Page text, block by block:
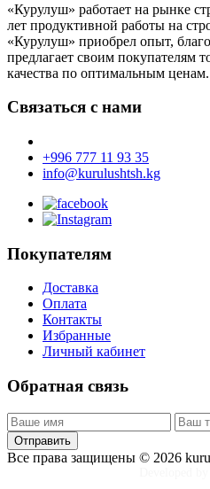
«Курулуш» работает на рынке
лет продуктивной работы на
«Курулуш» приобрел опыт,
предлагает своим покупателям
качества по оптимальным ценам.
Связаться с нами
+996 777 11 93 35
info@kurulushtsh.kg
Покупателям
Доставка
Оплата
Контакты
Избранные
Личный кабинет
Обратная связь
Отправить
Все права защищены © 2026